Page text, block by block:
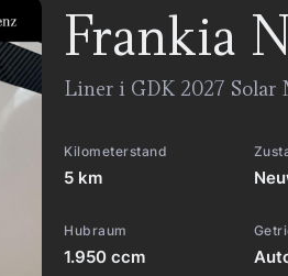
Frankia
Liner i GDK 2027 Solar
Kilometerstand
5 km
Hubraum
1.950 ccm